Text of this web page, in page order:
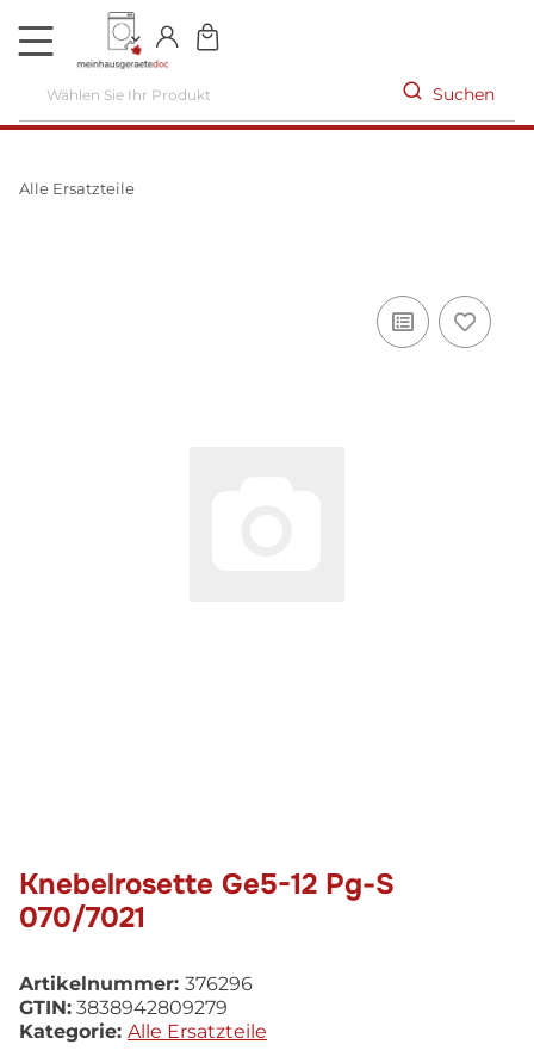
DE
Suchen
Alle Ersatzteile
Knebelrosette Ge5-12 Pg-S
070/7021
Artikelnummer: 376296
GTIN: 3838942809279
Kategorie: Alle Ersatzteile